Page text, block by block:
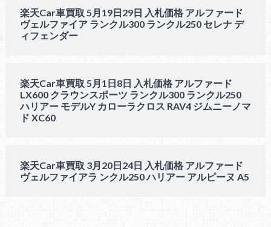
楽天Car車買取 5月19日29日 入札価格 アルファード
ヴェルファイア ランクル300 ランクル250 セレナ デ
ィフェンダー
楽天Car車買取 5月1日8日 入札価格 アルファード
LX600 クラウンスポーツ ランクル300 ランクル250
ハリアー モデルY カローラクロス RAV4 ジムニーノマ
ド XC60
楽天Car車買取 3月20日24日 入札価格 アルファード
ヴェルファイアラ ンクル250 ハリアー アルピーヌ A5